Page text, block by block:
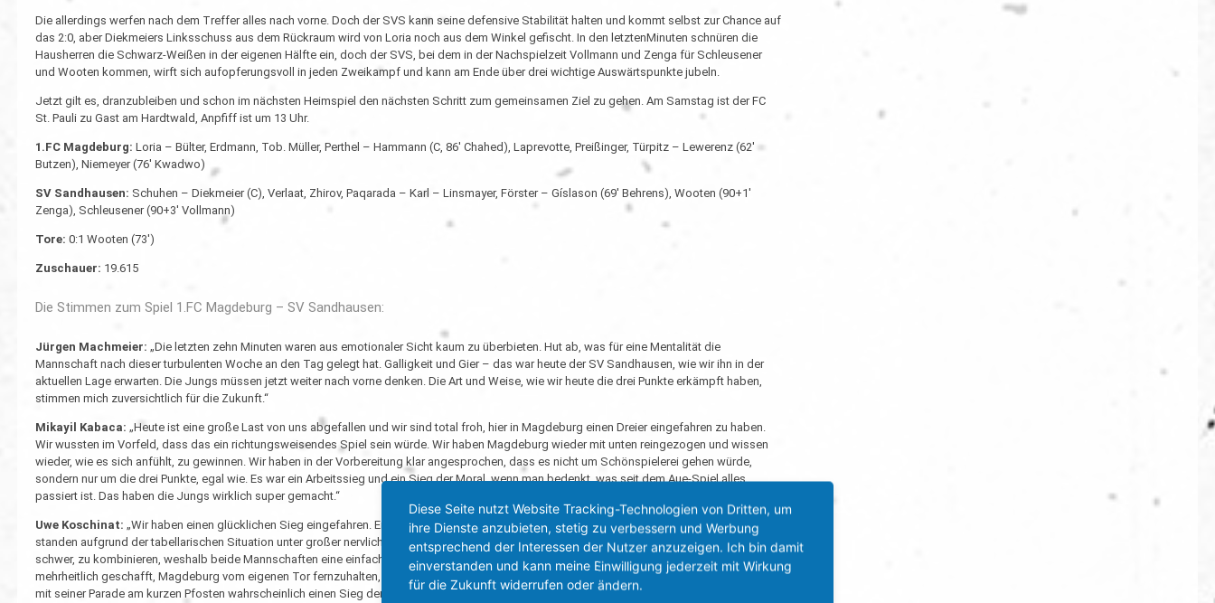
Die allerdings werfen nach dem Treffer alles nach vorne. Doch der SVS kann seine defensive Stabilität halten und kommt selbst zur Chance auf
das 2:0, aber Diekmeiers Linksschuss aus dem Rückraum wird von Loria noch aus dem Winkel gefischt. In den letztenMinuten schnüren die
Hausherren die Schwarz-Weißen in der eigenen Hälfte ein, doch der SVS, bei dem in der Nachspielzeit Vollmann und Zenga für Schleusener
und Wooten kommen, wirft sich aufopferungsvoll in jeden Zweikampf und kann am Ende über drei wichtige Auswärtspunkte jubeln.
Jetzt gilt es, dranzubleiben und schon im nächsten Heimspiel den nächsten Schritt zum gemeinsamen Ziel zu gehen. Am Samstag ist der FC
St. Pauli zu Gast am Hardtwald, Anpfiff ist um 13 Uhr.
1.FC Magdeburg: Loria – Bülter, Erdmann, Tob. Müller, Perthel – Hammann (C, 86' Chahed), Laprevotte, Preißinger, Türpitz – Lewerenz (62'
Butzen), Niemeyer (76' Kwadwo)
SV Sandhausen: Schuhen – Diekmeier (C), Verlaat, Zhirov, Paqarada – Karl – Linsmayer, Förster – Gíslason (69' Behrens), Wooten (90+1'
Zenga), Schleusener (90+3' Vollmann)
Tore: 0:1 Wooten (73')
Zuschauer: 19.615
Die Stimmen zum Spiel 1.FC Magdeburg – SV Sandhausen:
Jürgen Machmeier: „Die letzten zehn Minuten waren aus emotionaler Sicht kaum zu überbieten. Hut ab, was für eine Mentalität die
Mannschaft nach dieser turbulenten Woche an den Tag gelegt hat. Galligkeit und Gier – das war heute der SV Sandhausen, wie wir ihn in der
aktuellen Lage erwarten. Die Jungs müssen jetzt weiter nach vorne denken. Die Art und Weise, wie wir heute die drei Punkte erkämpft haben,
stimmen mich zuversichtlich für die Zukunft.“
Mikayil Kabaca: „Heute ist eine große Last von uns abgefallen und wir sind total froh, hier in Magdeburg einen Dreier eingefahren zu haben.
Wir wussten im Vorfeld, dass das ein richtungsweisendes Spiel sein würde. Wir haben Magdeburg wieder mit unten reingezogen und wissen
wieder, wie es sich anfühlt, zu gewinnen. Wir haben in der Vorbereitung klar angesprochen, dass es nicht um Schönspielerei gehen würde,
sondern nur um die drei Punkte, egal wie. Es war ein Arbeitssieg und ein Sieg der Moral, wenn man bedenkt, was seit dem Aue-Spiel alles
passiert ist. Das haben die Jungs wirklich super gemacht.“
Uwe Koschinat: „Wir haben einen glücklichen Sieg eingefahren. Entscheidend waren zwei Faktoren: erstens Mentalität. Beide Mannschaften
standen aufgrund der tabellarischen Situation unter großer nervlicher Belastung. Zweitens die Platzverhältnisse. Auf dem tiefen Geläuf war es
schwer, zu kombinieren, weshalb beide Mannschaften eine einfache Spielweise gewählt haben. Wir haben es in der ersten Halbzeit
mehrheitlich geschafft, Magdeburg vom eigenen Tor fernzuhalten, ohne aber selbst Chancen zu kreieren. In der zweiten Halbzeit hat Schuhen
mit seiner Parade am kurzen Pfosten wahrscheinlich einen Sieg der Magdeburger verhindert. So gelingt uns im Gegenzug der Lucky Punsh und
Diese Seite nutzt Website Tracking-Technologien von Dritten, um
ihre Dienste anzubieten, stetig zu verbessern und Werbung
entsprechend der Interessen der Nutzer anzuzeigen. Ich bin damit
einverstanden und kann meine Einwilligung jederzeit mit Wirkung
für die Zukunft widerrufen oder ändern.